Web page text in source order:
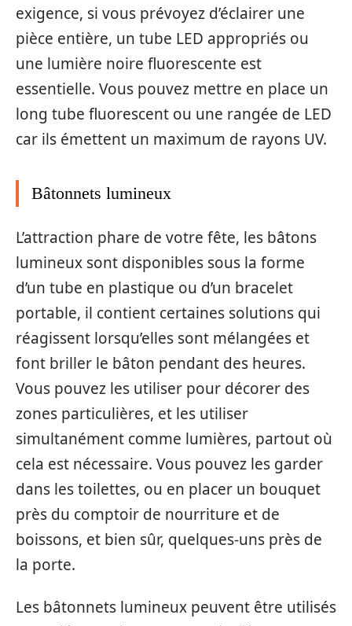
exigence, si vous prévoyez d’éclairer une
pièce entière, un tube LED appropriés ou
une lumière noire fluorescente est
essentielle. Vous pouvez mettre en place un
long tube fluorescent ou une rangée de LED
car ils émettent un maximum de rayons UV.
Bâtonnets lumineux
L’attraction phare de votre fête, les bâtons
lumineux sont disponibles sous la forme
d’un tube en plastique ou d’un bracelet
portable, il contient certaines solutions qui
réagissent lorsqu’elles sont mélangées et
font briller le bâton pendant des heures.
Vous pouvez les utiliser pour décorer des
zones particulières, et les utiliser
simultanément comme lumières, partout où
cela est nécessaire. Vous pouvez les garder
dans les toilettes, ou en placer un bouquet
près du comptoir de nourriture et de
boissons, et bien sûr, quelques-uns près de
la porte.
Les bâtonnets lumineux peuvent être utilisés